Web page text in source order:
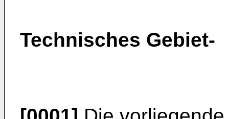
Technisches Gebiet-